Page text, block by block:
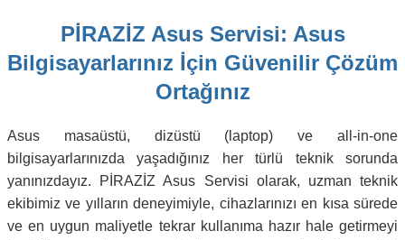
PİRAZİZ Asus Servisi: Asus
Bilgisayarlarınız İçin Güvenilir Çözüm
Ortağınız
Asus masaüstü, dizüstü (laptop) ve all-in-one
bilgisayarlarınızda yaşadığınız her türlü teknik sorunda
yanınızdayız. PİRAZİZ Asus Servisi olarak, uzman teknik
ekibimiz ve yılların deneyimiyle, cihazlarınızı en kısa sürede
ve en uygun maliyetle tekrar kullanıma hazır hale getirmeyi